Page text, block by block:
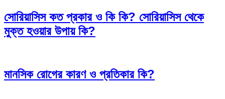
সোরিয়াসিস কত প্রকার ও কি কি? সোরিয়াসিস থেকে
মুক্ত হওয়ার উপায় কি?
মানসিক রোগের কারণ ও প্রতিকার কি?